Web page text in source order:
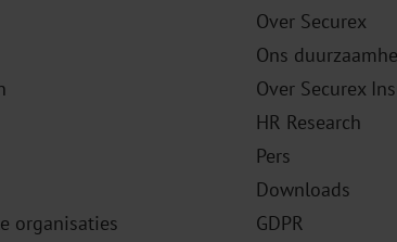
organisaties
Over Securex
Ons
Over Securex
HR Research
Pers
Downloads
GDPR